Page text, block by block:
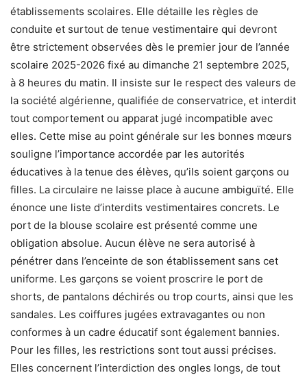
établissements scolaires. Elle détaille les règles de
conduite et surtout de tenue vestimentaire qui devront
être strictement observées dès le premier jour de l’année
scolaire 2025-2026 fixé au dimanche 21 septembre 2025,
à 8 heures du matin. Il insiste sur le respect des valeurs de
la société algérienne, qualifiée de conservatrice, et interdit
tout comportement ou apparat jugé incompatible avec
elles. Cette mise au point générale sur les bonnes mœurs
souligne l’importance accordée par les autorités
éducatives à la tenue des élèves, qu’ils soient garçons ou
filles. La circulaire ne laisse place à aucune ambiguïté. Elle
énonce une liste d’interdits vestimentaires concrets. Le
port de la blouse scolaire est présenté comme une
obligation absolue. Aucun élève ne sera autorisé à
pénétrer dans l’enceinte de son établissement sans cet
uniforme. Les garçons se voient proscrire le port de
shorts, de pantalons déchirés ou trop courts, ainsi que les
sandales. Les coiffures jugées extravagantes ou non
conformes à un cadre éducatif sont également bannies.
Pour les filles, les restrictions sont tout aussi précises.
Elles concernent l’interdiction des ongles longs, de tout